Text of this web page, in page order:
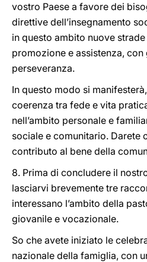
vostro Paese a favore dei
direttive dell’insegnamento
in questo ambito nuove
promozione e assistenza, con
perseveranza.
In questo modo si
coerenza tra fede e vita
nell’ambito personale e
sociale e comunitario. Darete
contributo al bene della
8. Prima di concludere il
lasciarvi brevemente tre
interessano l’ambito della
giovanile e vocazionale.
So che avete iniziato le
nazionale della famiglia, con